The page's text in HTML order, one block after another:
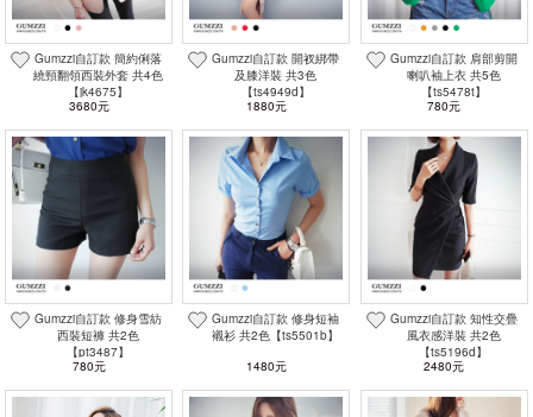
Gumzzi自訂款 簡約俐落
繞頸翻領西裝外套 共4色
【jk4675】
3680元
Gumzzi自訂款 開衩綁帶
及膝洋裝 共3色
【ts4949d】
1880元
Gumzzi自訂款 肩部剪開
喇叭袖上衣 共5色
【ts5478t】
780元
Gumzzi自訂款 修身雪紡
西裝短褲 共2色
【pt3487】
780元
Gumzzi自訂款 修身短袖
襯衫 共2色【ts5501b】
1480元
Gumzzi自訂款 知性交疊
風衣感洋裝 共2色
【ts5196d】
2480元